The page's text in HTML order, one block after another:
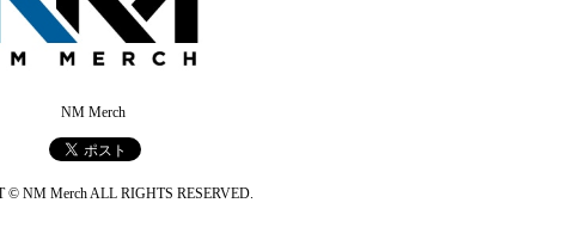
NM Merch
© NM Merch ALL RIGHTS RESERVED.